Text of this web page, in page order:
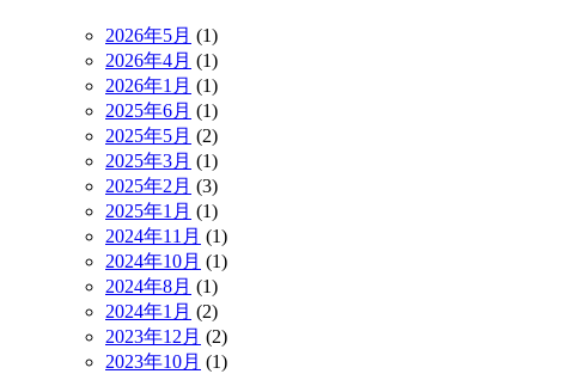
2026年5月 (1)
2026年4月 (1)
2026年1月 (1)
2025年6月 (1)
2025年5月 (2)
2025年3月 (1)
2025年2月 (3)
2025年1月 (1)
2024年11月 (1)
2024年10月 (1)
2024年8月 (1)
2024年1月 (2)
2023年12月 (2)
2023年10月 (1)